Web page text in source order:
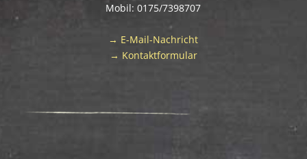
Mobil: 0175/7398707
→ E-Mail-Nachricht
→ Kontaktformular